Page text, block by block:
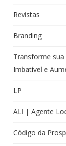
Revistas
Branding
Transforme sua
Imbatível e
LP
ALI | Agente
Código da